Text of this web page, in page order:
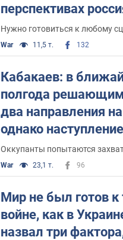
перспективах
Украине
Нужно готовиться к любому
War 11,5 т. 132
Кабакаев: в
полгода
два направления
однако
исключено
Оккупанты попытаются
War 23,1 т. 96
Мир не был готов к
войне, как в
назвал три